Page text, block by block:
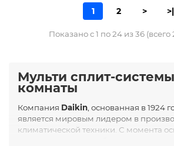
1 2 > >|
Показано с 1 по 24 из 36 (всего
Мульти сплит-
комнаты
Компания Daikin , основанная в 1924
является мировым лидером в
климатической техники. С момента